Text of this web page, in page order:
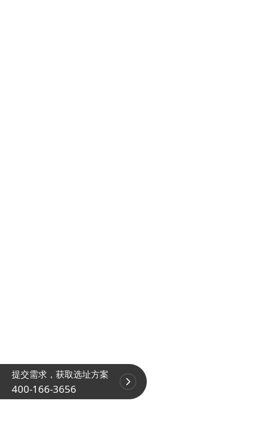
提交需求，获取选址方案
400-166-3656